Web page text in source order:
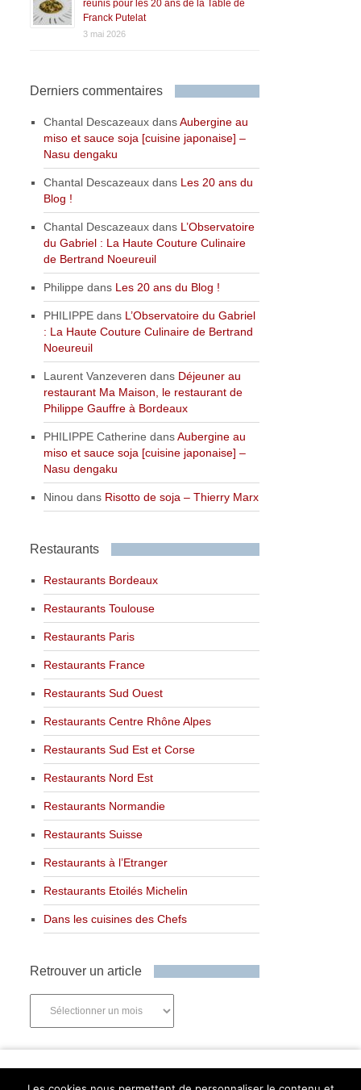
réunis pour les 20 ans de la Table de
Franck Putelat
3 mai 2026
Derniers commentaires
Chantal Descazeaux dansAubergine au
miso et sauce soja [cuisine japonaise] –
Nasu dengaku
Chantal Descazeaux dans Les 20 ans du
Blog !
Chantal Descazeaux dans L’Observatoire
du Gabriel : La Haute Couture Culinaire
de Bertrand Noeureuil
Philippe dans Les 20 ans du Blog !
PHILIPPE dans L’Observatoire du Gabriel
: La Haute Couture Culinaire de Bertrand
Noeureuil
Laurent Vanzeveren dans Déjeuner au
restaurant Ma Maison, le restaurant de
Philippe Gauffre à Bordeaux
PHILIPPE Catherine dansAubergine au
miso et sauce soja [cuisine japonaise] –
Nasu dengaku
Ninou dans Risotto de soja – Thierry Marx
Restaurants
Restaurants Bordeaux
Restaurants Toulouse
Restaurants Paris
Restaurants France
Restaurants Sud Ouest
Restaurants Centre Rhône Alpes
Restaurants Sud Est et Corse
Restaurants Nord Est
Restaurants Normandie
Restaurants Suisse
Restaurants à l’Etranger
Restaurants Etoilés Michelin
Dans les cuisines des Chefs
Retrouver un article